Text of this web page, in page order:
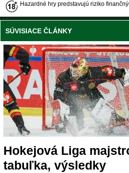
Hazardné hry predstavujú riziko
SÚVISIACE ČLÁNKY
Hokejová Liga
tabuľka, výsledky